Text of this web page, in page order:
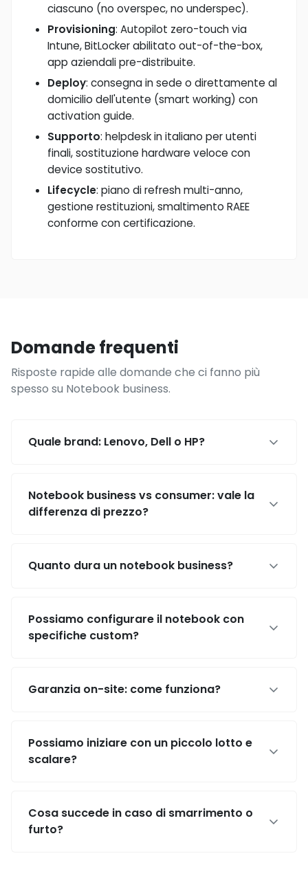
ciascuno (no overspec, no underspec).
Provisioning: Autopilot zero-touch via
Intune, BitLocker abilitato out-of-the-box,
app aziendali pre-distribuite.
Deploy: consegna in sede o direttamente al
domicilio dell'utente (smart working) con
activation guide.
Supporto: helpdesk in italiano per utenti
finali, sostituzione hardware veloce con
device sostitutivo.
Lifecycle: piano di refresh multi-anno,
gestione restituzioni, smaltimento RAEE
conforme con certificazione.
Domande frequenti
Risposte rapide alle domande che ci fanno più
spesso su Notebook business.
Quale brand: Lenovo, Dell o HP?
Notebook business vs consumer: vale la
differenza di prezzo?
Quanto dura un notebook business?
Possiamo configurare il notebook con
specifiche custom?
Garanzia on-site: come funziona?
Possiamo iniziare con un piccolo lotto e
scalare?
Cosa succede in caso di smarrimento o
furto?